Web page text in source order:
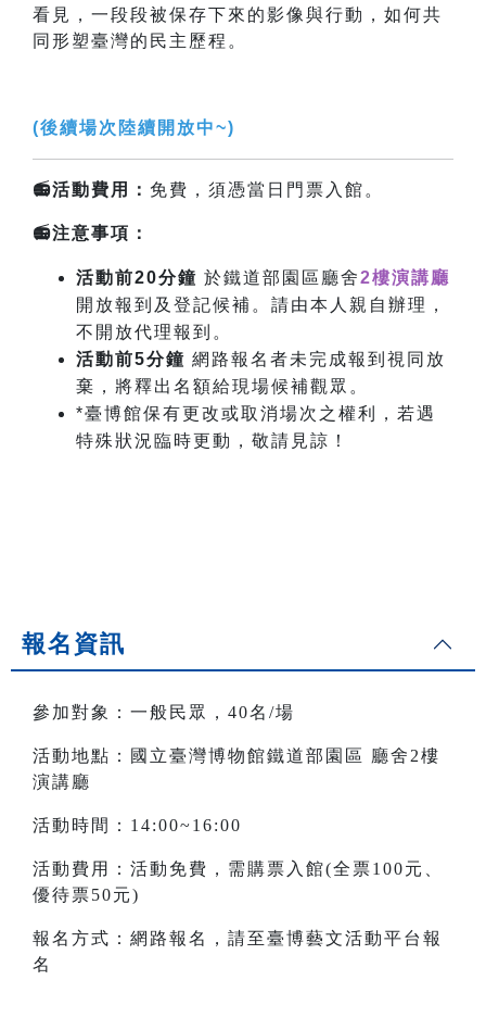
看見，一段段被保存下來的影像與行動，如何共
同形塑臺灣的民主歷程。
(後續場次陸續開放中~)
📻活動費用： 免費，須憑當日門票入館。
📻注意事項：
活動前20分鐘 於鐵道部園區廳舍2樓演講廳
開放報到及登記候補。請由本人親自辦理，
不開放代理報到。
活動前5分鐘 網路報名者未完成報到視同放
棄，將釋出名額給現場候補觀眾。
*臺博館保有更改或取消場次之權利，若遇
特殊狀況臨時更動，敬請見諒！
報名資訊
參加對象：一般民眾，40名/場
活動地點：國立臺灣博物館鐵道部園區 廳舍2樓
演講廳
活動時間：14:00~16:00
活動費用：活動免費，需購票入館(全票100元、
優待票50元)
報名方式：網路報名，請至臺博藝文活動平台報
名